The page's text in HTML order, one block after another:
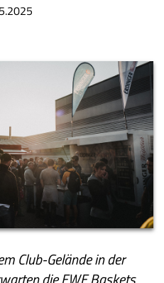
Club-Gelände in der